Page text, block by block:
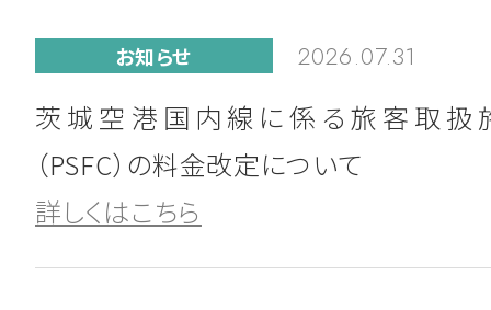
お知らせ 2026.07.31
茨城空港国内線に係る旅客取扱
（PSFC）の料金改定について
詳しくはこちら